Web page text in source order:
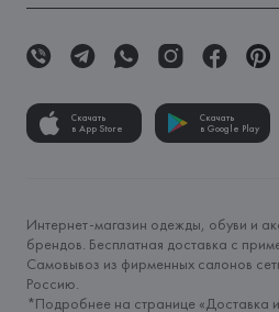
Скачать
в App Store
Скачать
в Google Play
Интернет-магазин одежды, обуви и
брендов. Бесплатная доставка с
Самовывоз из фирменных салонов
Россию.
*Подробнее на странице «Доставка